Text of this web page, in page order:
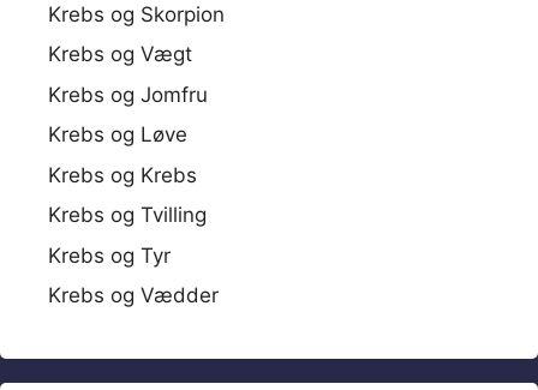
Krebs og Skorpion
Krebs og Vægt
Krebs og Jomfru
Krebs og Løve
Krebs og Krebs
Krebs og Tvilling
Krebs og Tyr
Krebs og Vædder